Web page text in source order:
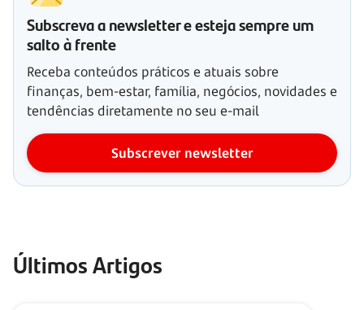
Subscreva a newsletter e esteja sempre um
salto à frente
Receba conteúdos práticos e atuais sobre
finanças, bem-estar, família, negócios, novidades e
tendências diretamente no seu e-mail
Subscrever newsletter
Últimos Artigos